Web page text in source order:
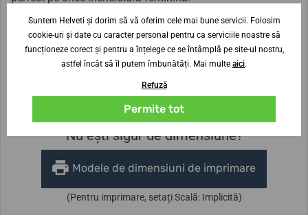
Lățimea curelei
6,7 mm
Diametrul carcasei
30 mm
Nu ești sigur de dimensiune?
Modele de dimensiuni de imprimare
(Pentru imprimare, setați Scală: Implicită)
Suntem Helveti și dorim să vă oferim cele mai bune servicii. Folosim
cookie-uri și date cu caracter personal pentru ca serviciile noastre să
funcționeze corect și pentru a înțelege ce se întâmplă pe site-ul nostru,
astfel încât să îl putem îmbunătăți. Mai multe aici.
Refuză
Permite tot